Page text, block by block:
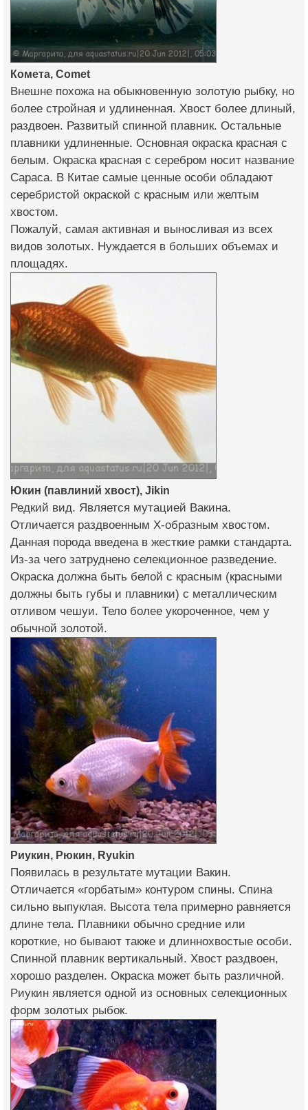
Комета, Сomet
Внешне похожа на обыкновенную золотую рыбку, но
более стройная и удлиненная. Хвост более длиный,
раздвоен. Развитый спинной плавник. Остальные
плавники удлиненные. Основная окраска красная с
белым. Окраска красная с серебром носит название
Сараса. В Китае самые ценные особи обладают
серебристой окраской с красным или желтым
хвостом.
Пожалуй, самая активная и выносливая из всех
видов золотых. Нуждается в больших объемах и
площадях.
Юкин (павлиний хвост), Jikin
Редкий вид. Является мутацией Вакина.
Отличается раздвоенным Х-образным хвостом.
Данная порода введена в жесткие рамки стандарта.
Из-за чего затруднено селекционное разведение.
Окраска должна быть белой с красным (красными
должны быть губы и плавники) с металлическим
отливом чешуи. Тело более укороченное, чем у
обычной золотой.
Риукин, Рюкин, Ryukin
Появилась в результате мутации Вакин.
Отличается «горбатым» контуром спины. Спина
сильно выпуклая. Высота тела примерно равняется
длине тела. Плавники обычно средние или
короткие, но бывают также и длиннохвостые особи.
Спинной плавник вертикальный. Хвост раздвоен,
хорошо разделен. Окраска может быть различной.
Риукин является одной из основных селекционных
форм золотых рыбок.